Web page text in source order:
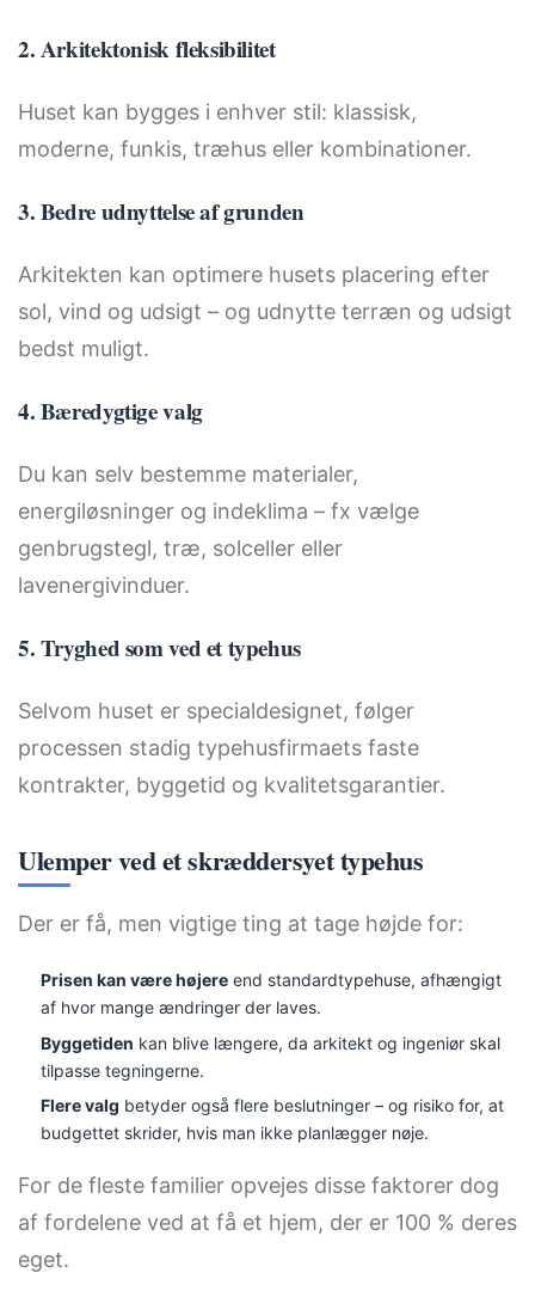
2. Arkitektonisk fleksibilitet
Huset kan bygges i enhver stil: klassisk,
moderne, funkis, træhus eller kombinationer.
3. Bedre udnyttelse af grunden
Arkitekten kan optimere husets placering efter
sol, vind og udsigt – og udnytte terræn og udsigt
bedst muligt.
4. Bæredygtige valg
Du kan selv bestemme materialer,
energiløsninger og indeklima – fx vælge
genbrugstegl, træ, solceller eller
lavenergivinduer.
5. Tryghed som ved et typehus
Selvom huset er specialdesignet, følger
processen stadig typehusfirmaets faste
kontrakter, byggetid og kvalitetsgarantier.
Ulemper ved et skræddersyet typehus
Der er få, men vigtige ting at tage højde for:
Prisen kan være højereend standardtypehuse, afhængigt
af hvor mange ændringer der laves.
Byggetiden kan blive længere, da arkitekt og ingeniør skal
tilpasse tegningerne.
Flere valg betyder også flere beslutninger – og risiko for, at
budgettet skrider, hvis man ikke planlægger nøje.
For de fleste familier opvejes disse faktorer dog
af fordelene ved at få et hjem, der er 100 % deres
eget.